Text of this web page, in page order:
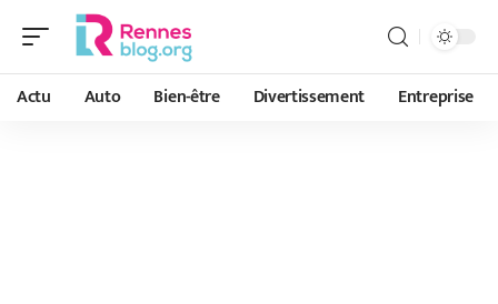
Actu Auto Bien-être Divertissement Entreprise